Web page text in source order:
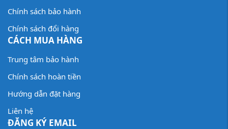
Chính sách bảo hành
Chính sách đổi hàng
CÁCH MUA HÀNG
Trung tâm bảo hành
Chính sách hoàn tiền
Hướng dẫn đặt hàng
Liên hệ
ĐĂNG KÝ EMAIL